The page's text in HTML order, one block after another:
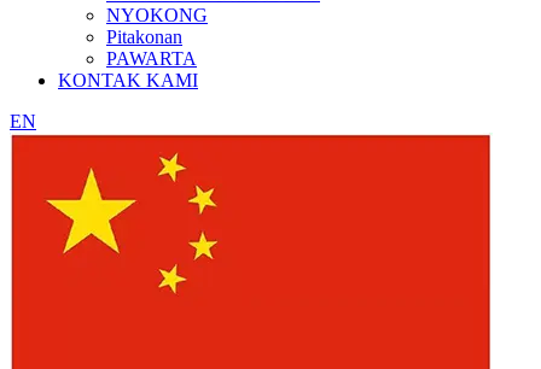
NYOKONG
Pitakonan
PAWARTA
KONTAK KAMI
EN